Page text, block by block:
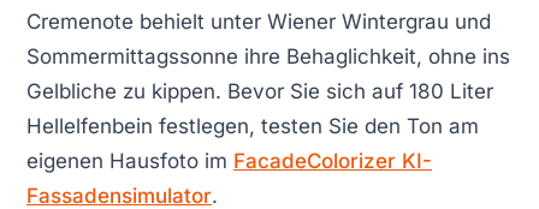
Cremenote behielt unter Wiener Wintergrau und
Sommermittagssonne ihre Behaglichkeit, ohne ins
Gelbliche zu kippen. Bevor Sie sich auf 180 Liter
Hellelfenbein festlegen, testen Sie den Ton am
eigenen Hausfoto im FacadeColorizer KI-
Fassadensimulator.